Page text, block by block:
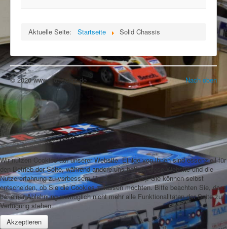
Rennbahn mieten!
Aktuelle Seite: Startseite Solid Chassis
Nach oben
© 2026 www.slotracerz.de
Wir nutzen Cookies auf unserer Website. Einige von ihnen sind essenziell für
den Betrieb der Seite, während andere uns helfen, diese Website und die
Nutzererfahrung zu verbessern (Tracking Cookies). Sie können selbst
entscheiden, ob Sie die Cookies zulassen möchten. Bitte beachten Sie, dass
bei einer Ablehnung womöglich nicht mehr alle Funktionalitäten der Seite zur
Verfügung stehen.
Akzeptieren